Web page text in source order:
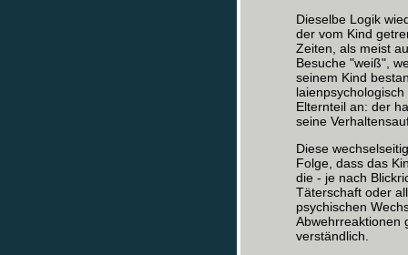
Dieselbe Logik
der vom Kind
Zeiten, als meist
Besuche "weiß",
seinem Kind
Elternteil an: der
seine
Diese
Folge, dass das
die - je nach
Täterschaft oder
psychischen
Abwehrreaktionen
verständlich.